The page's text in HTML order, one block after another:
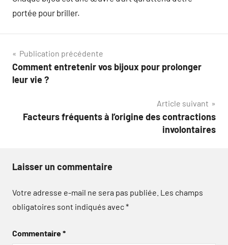
portée pour briller.
Navigation
de
Publication précédente
Comment entretenir vos bijoux pour prolonger
leur vie ?
Article suivant
Facteurs fréquents à l’origine des contractions
involontaires
Laisser un commentaire
Votre adresse e-mail ne sera pas publiée. Les champs
obligatoires sont indiqués avec*
Commentaire*